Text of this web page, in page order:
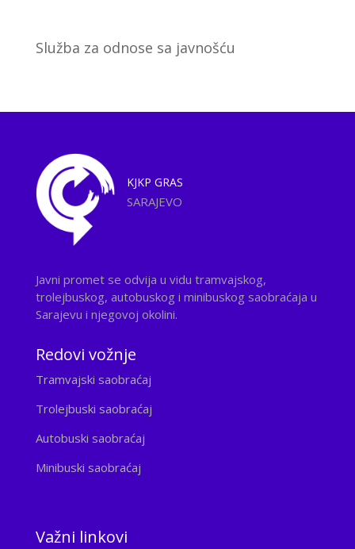
Služba za odnose sa javnošću
KJKP GRAS
SARAJEVO
Javni promet se odvija u vidu tramvajskog,
trolejbuskog, autobuskog i minibuskog saobraćaja u
Sarajevu i njegovoj okolini.
Redovi vožnje
Tramvajski saobraćaj
Trolejbuski saobraćaj
Autobuski saobraćaj
Minibuski saobraćaj
Važni linkovi